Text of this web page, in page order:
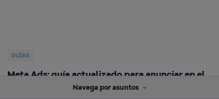
Navega por asuntos
GUÍAS
Meta Ads: guía actualizado para anunciar en el
antiguo Facebook Ads